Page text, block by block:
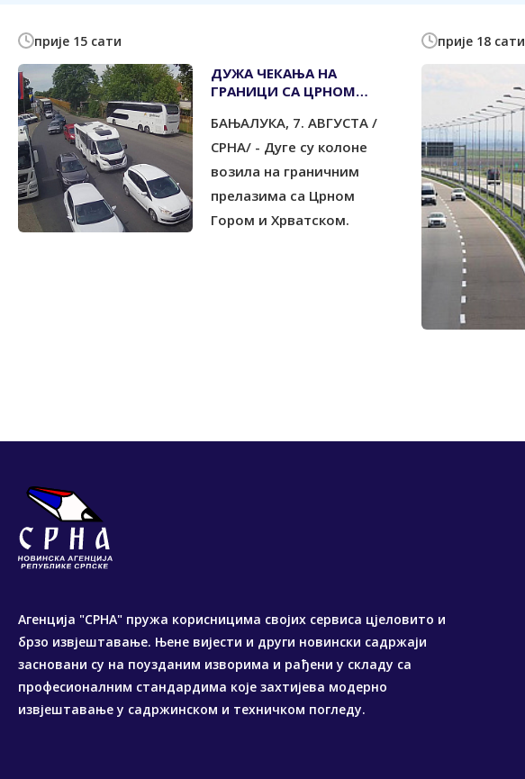
прије 15 сати
ДУЖА ЧЕКАЊА НА
ГРАНИЦИ СА ЦРНОМ
БАЊАЛУКА, 7. АВГУСТА /
СРНА/ - Дуге су колоне
возила на граничним
прелазима са Црном
Гором и Хрватском.
прије 18 сати
Агенција "СРНА" пружа корисницима својих сервиса цјеловито и
брзо извјештавање. Њене вијести и други новински садржаји
засновани су на поузданим изворима и рађени у складу са
професионалним стандардима које захтијева модерно
извјештавање у садржинском и техничком погледу.